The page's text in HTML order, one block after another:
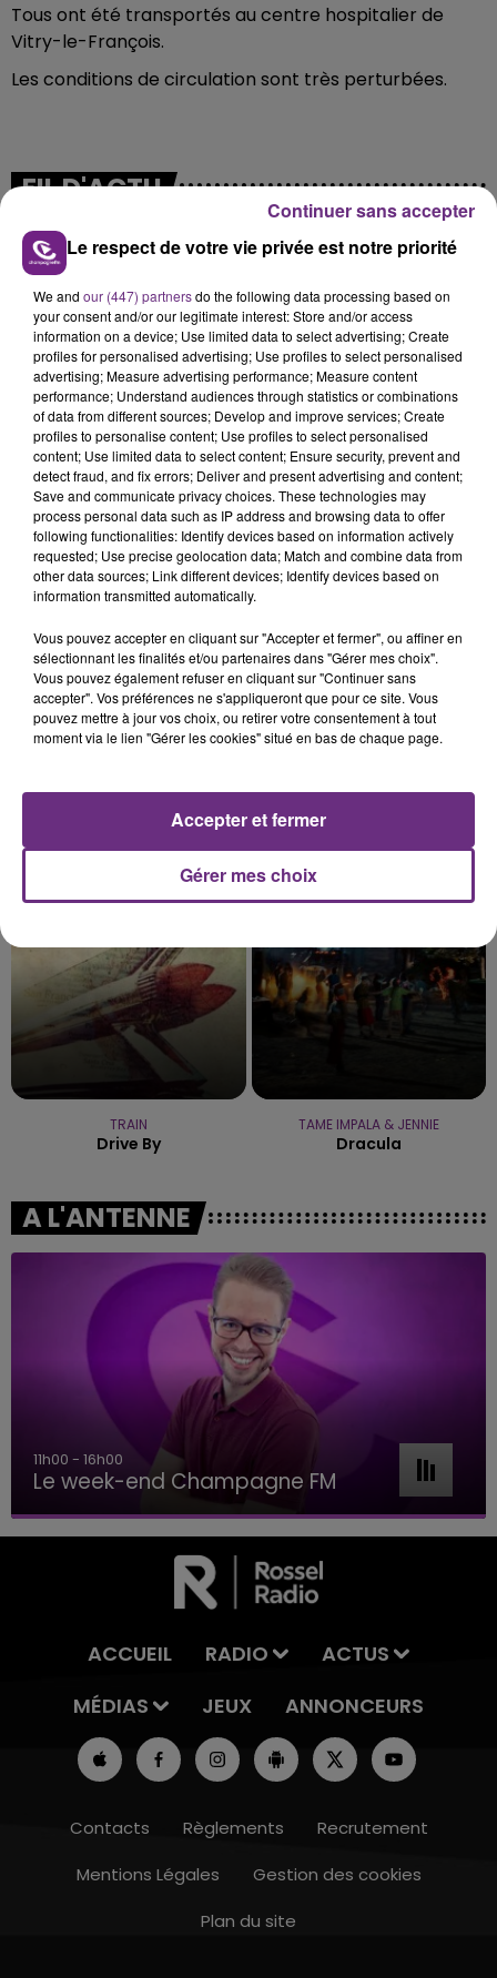
Tous ont été transportés au centre hospitalier de
Vitry-le-François.
Les conditions de circulation sont très perturbées.
FIL D'ACTU
7 août 2026
LA CENTRALE NUCLÉAIRE DE CHOOZ
TOUJOURS À L'ARRÊT
Cela fait déjà une semaine que la centrale
nucléaire ardennaise est à l'arrêt. Une situation
justifiée par la sécheresse intense qui est toujours
présente.
7 août 2026
LE MAGASIN JOUÉCLUB DE REIMS FERME
SES PORTES
fermer ses portes.
TITRES DIFFUSÉS
15h10
15h10
TRAIN
Drive By
15h07
15h07
TAME IMPALA & JENNIE
Dracula
A L'ANTENNE
11h00 - 16h00
Le week-end Champagne FM
ACCUEIL RADIO
ACTUS
MÉDIAS
JEUX ANNONCEURS
Contacts Règlements
Recrutement
Mentions Légales
Gestion des cookies
Plan du site
Le respect de votre vie privée est notre priorité
We and our (447) partnersdo the following data processing based on
your consent and/or our legitimate interest: Store and/or access
information on a device; Use limited data to select advertising; Create
profiles for personalised advertising; Use profiles to select personalised
advertising; Measure advertising performance; Measure content
performance; Understand audiences through statistics or combinations
of data from different sources; Develop and improve services; Create
profiles to personalise content; Use profiles to select personalised
content; Use limited data to select content; Ensure security, prevent and
detect fraud, and fix errors; Deliver and present advertising and content;
Save and communicate privacy choices. These technologies may
process personal data such as IP address and browsing data to offer
following functionalities: Identify devices based on information actively
requested; Use precise geolocation data; Match and combine data from
other data sources; Link different devices; Identify devices based on
information transmitted automatically.
Vous pouvez accepter en cliquant sur "Accepter et fermer", ou affiner en
sélectionnant les finalités et/ou partenaires dans "Gérer mes choix".
Vous pouvez également refuser en cliquant sur "Continuer sans
accepter". Vos préférences ne s'appliqueront que pour ce site. Vous
pouvez mettre à jour vos choix, ou retirer votre consentement à tout
moment via le lien "Gérer les cookies" situé en bas de chaque page.
Gérer mes choix
Accepter et fermer
Continuer sans accepter